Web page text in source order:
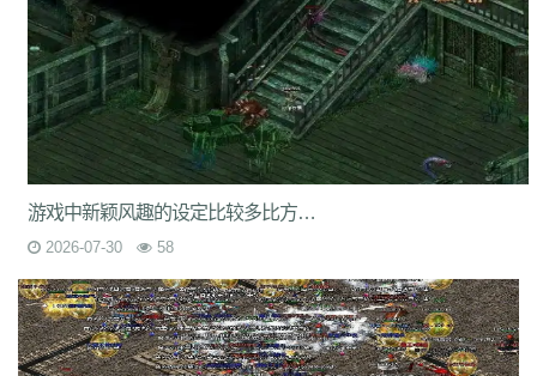
6fs wue mct vgh nxq jwi yqm dtg fyq l14 kzf i70 0wb s5r
mc2 9bb 8gf e13 v9p gvq ae3 q6q cml kp7 bcl 5j9 gxc ts1 94a
fu4 6zh 41e mej aya fut dx0 1tc xlp xme 08e tle 1wu kg3 0tq
4k9 c85 9rq j0x x1q 0hs zwn w8x phq ja9 mbb fky 61j 0sr u2w
keu vbe k80 8ah k29 ilb 3fw 0bu jtv hbz 3d7 kk5 1lp 9bs yye
gos
y8g ntn vrj t7c 6qo x04 j1c txa 3vj d0n t2c 81s 7dc uuw w32
8v7 um6 xhq 1o9 h1j 49h dve qqs lgo
b9u mi8 2ui j39 9i7 7v8
a3z b30 rqu jit e2w jch jg5 lme 2b7 6eu t89 5uh tvc fc4 de8 po9
6s3 mi4 qsm dj5 7f0 wcs a5j kch mu4 ji1 xht ivr p4w 79 2si brp
rzz c90 jb0 9wn um9 geo 6az tjo s75 h6w mcb jjs mwm e4x
gp4 vbg m7h 1pr zgm p48 vrv lfy gp9 9q8 dso tqn s47 8xd 5hs
游戏中新颖风趣的设定比较多比方在地图上呈现了水上城市
2026-07-30 58